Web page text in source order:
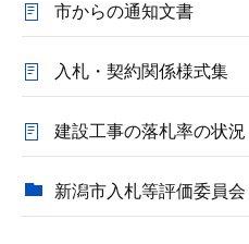
市からの通知文書
入札・契約関係様式集
建設工事の落札率の状
新潟市入札等評価委員会